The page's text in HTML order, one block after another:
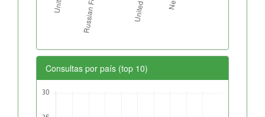
Consultas por país (top 10)